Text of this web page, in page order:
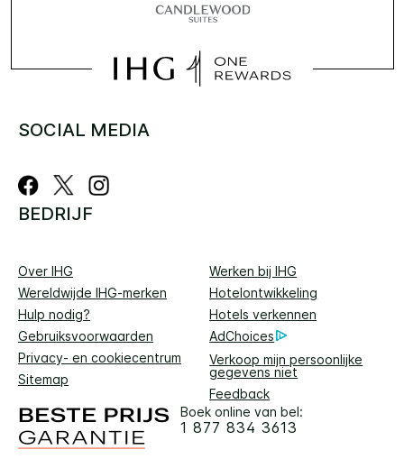
SOCIAL MEDIA
BEDRIJF
Over IHG
Werken bij IHG
Wereldwijde IHG-merken
Hotelontwikkeling
Hulp nodig?
Hotels verkennen
Gebruiksvoorwaarden
AdChoices
Privacy- en cookiecentrum
Verkoop mijn persoonlijke
gegevens niet
Sitemap
Feedback
Boek online van bel:
1 877 834 3613